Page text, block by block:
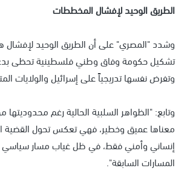
الطريق الوحيد لإفشال المخططات
وشدد "المصري" على أن الطريق الوحيد لإفشال
تشكيل حكومة وفاق وطني فلسطينية تحظى
وتفرض نفسها تدريجياً على إسرائيل والولايات
وتابع: "الظواهر السلبية الحالية رغم محدوديتها
معناها عميق وخطير، فهي تعكس تحول القضية
إنساني وأمني فقط، في ظل غياب مسار
المسارات السابقة".